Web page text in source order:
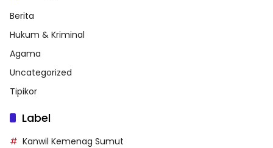
Berita
Hukum & Kriminal
Agama
Uncategorized
Tipikor
Label
Kanwil Kemenag Sumut